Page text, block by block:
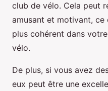
club de vélo. Cela peut
amusant et motivant,
plus cohérent dans
vélo.
De plus, si vous avez
eux peut être une